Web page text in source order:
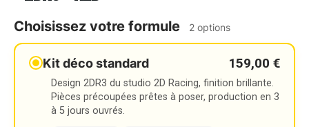
Choisissez votre formule 2 options
Kit déco standard 159,00 €
Design 2DR3 du studio 2D Racing, finition brillante.
Pièces précoupées prêtes à poser, production en 3
à 5 jours ouvrés.